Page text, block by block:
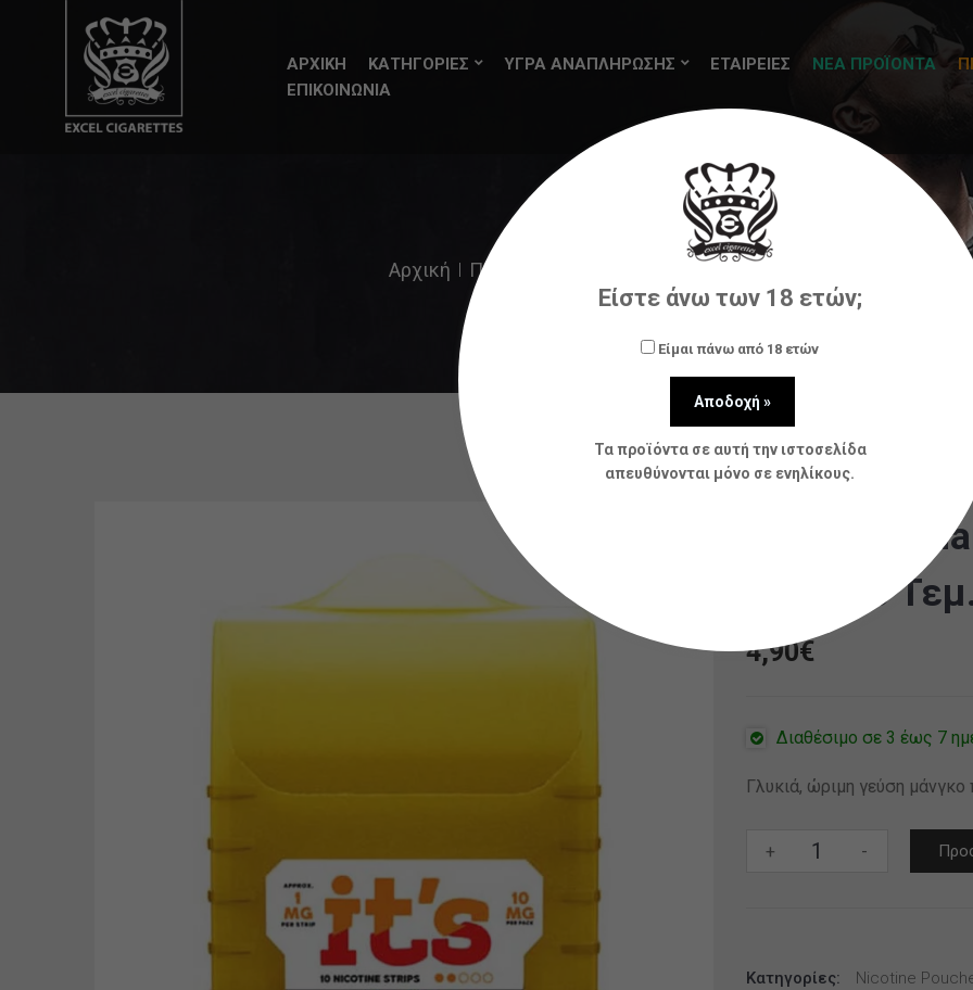
ΑΡΧΙΚΗ ΚΑΤΗΓΟΡΙΕΣ ΥΓΡΑ ΑΝΑΠΛΗΡΩΣΗΣ ΕΤΑΙΡΕΙΕΣ ΝΕΑ ΠΡΟΪΟΝΤΑ
ΕΠΙΚΟΙΝΩΝΙΑ
Αρχική Πρόσφατα Προϊόντα IT`S RIPS Mango Nicotine Strips
IT`S RIPS
1mg (10
4,90€
Διαθέσιμο σε 3 έως 7
Γλυκιά, ώριμη γεύση
+
IT`S
1mg
-
Κατηγορίες: Nicotine
Είστε άνω των 18 ετών;
Είμαι πάνω από 18 ετών
Τα προϊόντα σε αυτή την ιστοσελίδα
απευθύνονται μόνο σε ενηλίκους.